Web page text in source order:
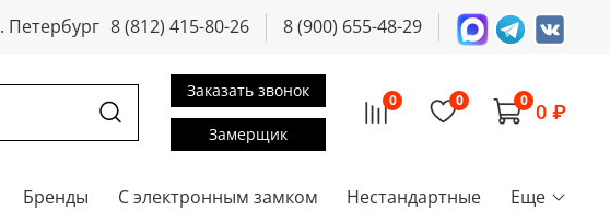
Петербург 8 (812) 415-80-26 8 (900) 655-48-29
Заказать звонок
Замерщик
0 0 0 0 ₽
Бренды С электронным замком Нестандартные Еще